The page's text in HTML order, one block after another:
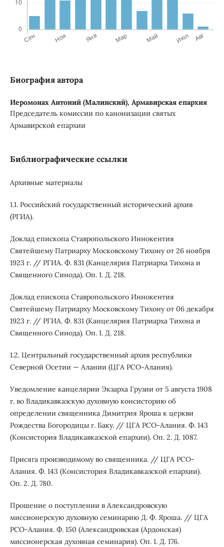
Биография автора
Иеромонах Антоний (Малинский), Армавирская епархия
Председатель комиссии по канонизации святых
Армавирской епархии
Библиографические ссылки
Архивные материалы
1.1. Российский государственный исторический архив
(РГИА).
Доклад епископа Ставропольского Иннокентия
Святейшему Патриарху Московскому Тихону от 26 ноября
1923 г. // РГИА. Ф. 831 (Канцелярия Патриарха Тихона и
Священного Синода). Оп. 1. Д. 218.
Доклад епископа Ставропольского Иннокентия
Святейшему Патриарху Московскому Тихону от 06 декабря
1923 г. // РГИА. Ф. 831 (Канцелярия Патриарха Тихона и
Священного Синода). Оп. 1. Д. 218.
1.2. Центральный государственный архив республики
Северной Осетии — Алании (ЦГА РСО-Алания).
Уведомление канцелярии Экзарха Грузии от 5 августа 1908
г. во Владикавказскую духовную консисторию об
определении священника Димитрия Яроша к церкви
Рождества Богородицы г. Баку. // ЦГА РСО-Алания. Ф. 143
(Консистория Владикавказской епархии). Оп. 2. Д. 1087.
Присяга производимому во священника. // ЦГА РСО-
Алания. Ф. 143 (Консистория Владикавказской епархии).
Оп. 2. Д. 780.
Прошение о поступлении в Александровскую
миссионерскую духовную семинарию Д. Ф. Яроша. // ЦГА
РСО-Алания. Ф. 150 (Александровская (Ардонская)
миссионерская духовная семинария). Оп. 1. Д. 176.